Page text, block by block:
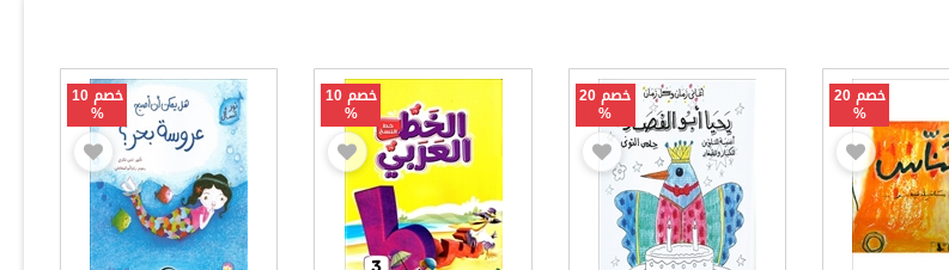
خصم 20
%
خصم 20
%
خصم 10
%
خصم 10
%